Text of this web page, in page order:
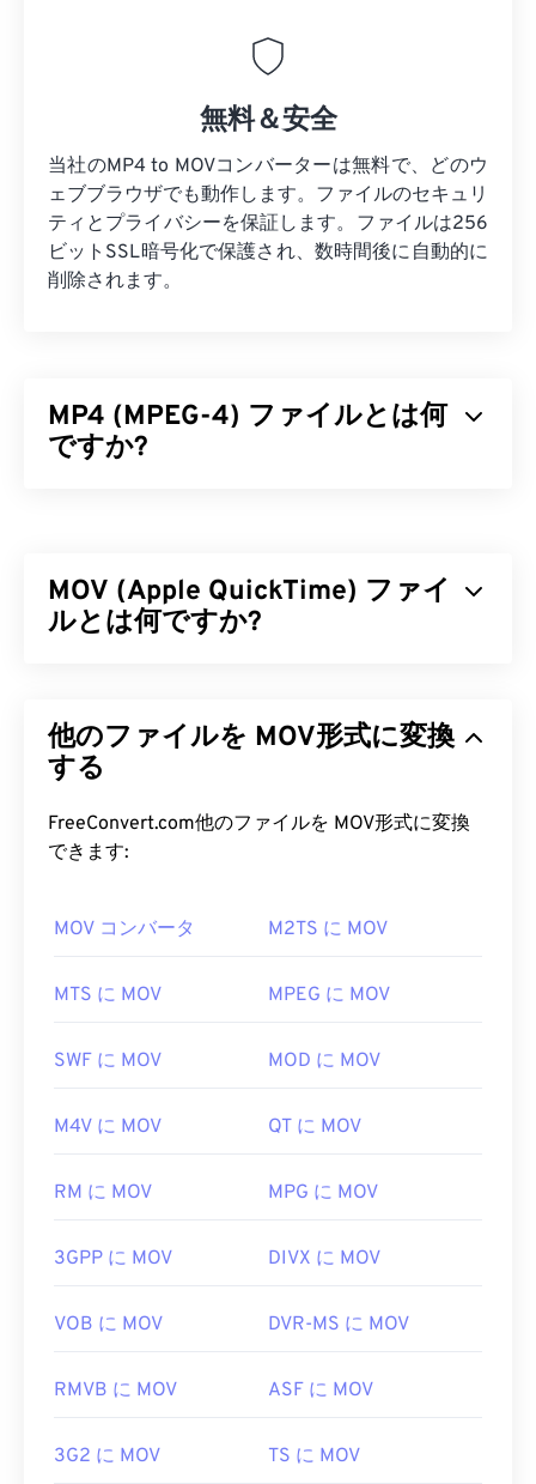
無料＆安全
当社のMP4 to MOVコンバーターは無料で、どのウ
ェブブラウザでも動作します。ファイルのセキュリ
ティとプライバシーを保証します。ファイルは256
ビットSSL暗号化で保護され、数時間後に自動的に
削除されます。
MP4 (MPEG-4) ファイルとは何
ですか?
ステムに対応しており、コーデックを用いてファイ
ルサイズを圧縮することで、管理と保存が容易なフ
マットの中でも最高のものの一つであると多くの人
が考えています。
MP4 ファイルを開くにはどうすれ
ばいいですか?
フォルトのビデオプレーヤーで開きます。ファイル
サードパーティ製のソフトウェアは必要ありませ
ファイル形式を開く際に問題が発生する場合があり
通常、コンテナ内のデータ（オーディオまたはビデ
とを意味します。この問題を解決するには、
開発元: Moving Picture Experts Group (MPEG)
役立つリンク:
MOV (Apple QuickTime) ファイ
ルとは何ですか?
アファイルを保存できるコンテナです。マルチメデ
ィアファイルをユーザーのデバイスに保存するのに
は、ムービーデータを「アトム」と「トラック」
という単位で保存することで、ファイルの高度な編
MOV ファイルを開くにはどうすれ
ます。MOVファイルがバージョン2.0以前の場合は
Windows Media Player
で開くことができますが、そ
けません。QuickTimeでMOVファイルを開けない場
作する VLCメディアプレーヤー をご利用ください。
ます。AutoCAD AutoFlixとROSE Onlineです。こ
れ、もう一方はオンラインゲームに関連するもので
く、QuickTimeでは開けません。
初回リリース:
他のファイルを MOV形式に変換
する
FreeConvert.com他のファイルを MOV形式に変換
できます:
MOV コンバータ M2TS に MOV
MTS に MOV MPEG に MOV
SWF に MOV MOD に MOV
M4V に MOV QT に MOV
RM に MOV MPG に MOV
3GPP に MOV DIVX に MOV
VOB に MOV DVR-MS に MOV
RMVB に MOV ASF に MOV
3G2 に MOV TS に MOV